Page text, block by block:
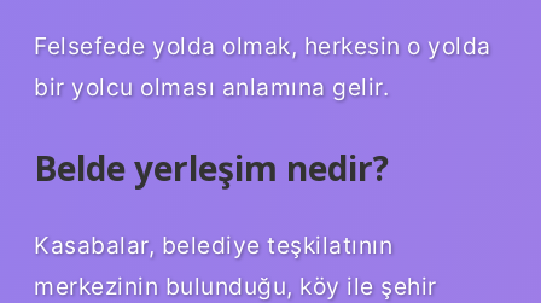
Felsefede yolda olmak, herkesin o yolda
bir yolcu olması anlamına gelir.
Belde yerleşim nedir?
Kasabalar, belediye teşkilatının
merkezinin bulunduğu, köy ile şehir